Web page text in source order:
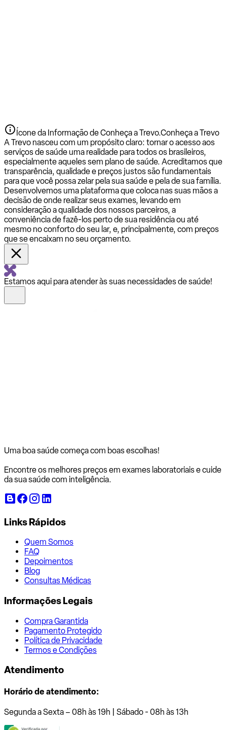
Ícone da Informação de Conheça a Trevo.Conheça a Trevo
A Trevo nasceu com um propósito claro: tornar o acesso aos
serviços de saúde uma realidade para todos os brasileiros,
especialmente aqueles sem plano de saúde. Acreditamos que
transparência, qualidade e preços justos são fundamentais
para que você possa zelar pela sua saúde e pela de sua família.
Desenvolvemos uma plataforma que coloca nas suas mãos a
decisão de onde realizar seus exames, levando em
consideração a qualidade dos nossos parceiros, a
conveniência de fazê-los perto de sua residência ou até
mesmo no conforto do seu lar, e, principalmente, com preços
que se encaixam no seu orçamento.
Estamos aqui para atender às suas necessidades de saúde!
Uma boa saúde começa com boas escolhas!
Encontre os melhores preços em exames laboratoriais e cuide
da sua saúde com inteligência.
Links Rápidos
Quem Somos
FAQ
Depoimentos
Blog
Consultas Médicas
Informações Legais
Compra Garantida
Pagamento Protegido
Política de Privacidade
Termos e Condições
Atendimento
Horário de atendimento:
Segunda a Sexta – 08h às 19h | Sábado - 08h às 13h